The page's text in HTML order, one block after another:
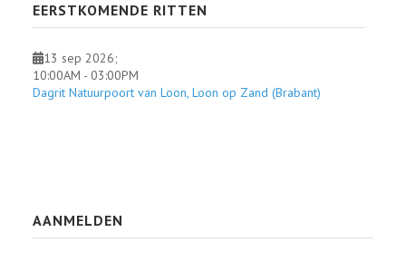
EERSTKOMENDE RITTEN
13 sep 2026;
10:00AM -03:00PM
Dagrit Natuurpoort van Loon, Loon op Zand (Brabant)
AANMELDEN